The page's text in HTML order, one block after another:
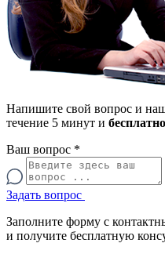
Напишите свой вопрос и
течение 5 минут и бесплатно
Ваш вопрос *
Задать вопрос
Заполните форму с
и получите бесплатную